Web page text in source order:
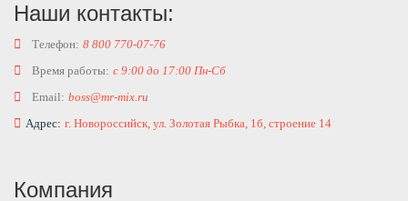
Наши контакты:
Телефон: 8 800 770-07-76
Время работы: с 9:00 до 17:00 Пн-Сб
Email: boss@mr-mix.ru
Адрес: г. Новороссийск, ул. Золотая Рыбка, 1б, строение 14
Компания